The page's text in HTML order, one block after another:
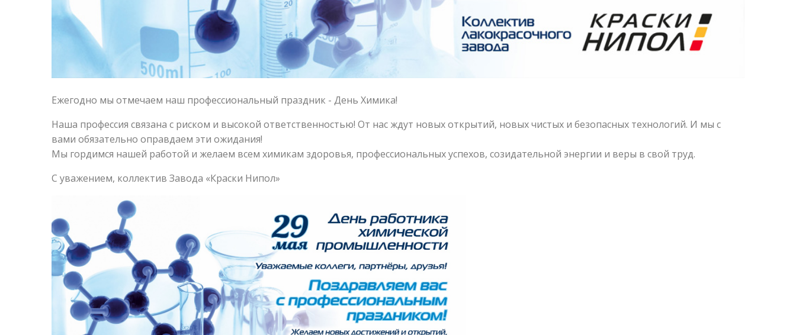
Ежегодно мы отмечаем наш профессиональный праздник - День Химика!
Наша профессия связана с риском и высокой ответственностью! От нас ждут новых открытий, новых чистых и безопасных технологий. И мы с
вами обязательно оправдаем эти ожидания!
Мы гордимся нашей работой и желаем всем химикам здоровья, профессиональных успехов, созидательной энергии и веры в свой труд.
С уважением, коллектив Завода «Краски Нипол»